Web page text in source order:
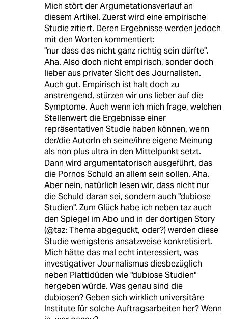
Mich stört der Argumetationsverlauf an
diesem Artikel. Zuerst wird eine empirische
Studie zitiert. Deren Ergebnisse werden jedoch
mit den Worten kommentiert:
"nur dass das nicht ganz richtig sein dürfte".
Aha. Also doch nicht empirisch, sonder doch
lieber aus privater Sicht des Journalisten.
Auch gut. Empirisch ist halt doch zu
anstrengend, stürzen wir uns lieber auf die
Symptome. Auch wenn ich mich frage, welchen
Stellenwert die Ergebnisse einer
repräsentativen Studie haben können, wenn
der/die AutorIn eh seine/ihre eigene Meinung
als non plus ultra in den Mittelpunkt setzt.
Dann wird argumentatorisch ausgeführt, das
die Pornos Schuld an allem sein sollen. Aha.
Aber nein, natürlich lesen wir, dass nicht nur
die Schuld daran sei, sondern auch "dubiose
Studien". Zum Glück habe ich neben taz auch
den Spiegel im Abo und in der dortigen Story
(@taz: Thema abgeguckt, oder?) werden diese
Studie wenigstens ansatzweise konkretisiert.
Mich hätte das mal echt interessiert, was
investigativer Journalismus diesbezüglich
neben Plattidüden wie "dubiose Studien"
hergeben würde. Was genau sind die
dubiosen? Geben sich wirklich universitäre
Institute für solche Auftragsarbeiten her? Wenn